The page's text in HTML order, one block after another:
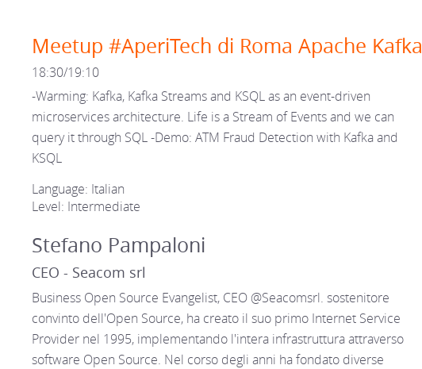
Meetup #AperiTech di Roma Apache Kafka
18:30/19:10
-Warming: Kafka, Kafka Streams and KSQL as an event-driven
microservices architecture. Life is a Stream of Events and we can
query it through SQL -Demo: ATM Fraud Detection with Kafka and
KSQL
Language: Italian
Level: Intermediate
Stefano Pampaloni
CEO - Seacom srl
Business Open Source Evangelist, CEO @Seacomsrl. sostenitore
convinto dell'Open Source, ha creato il suo primo Internet Service
Provider nel 1995, implementando l'intera infrastruttura attraverso
software Open Source. Nel corso degli anni ha fondato diverse